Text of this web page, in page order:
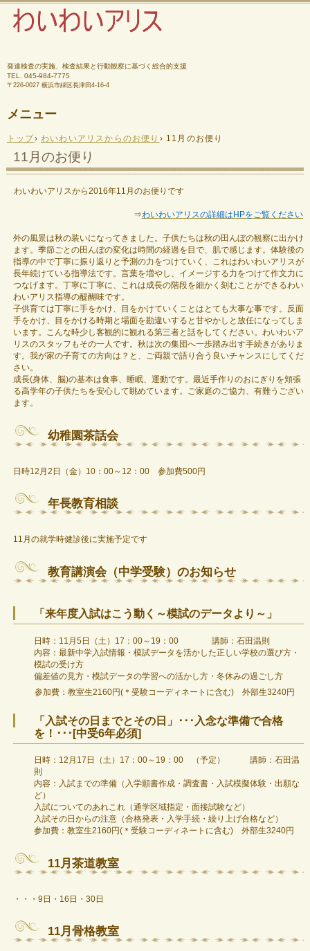
発達検査の実施、検査結果と行動観察に基づく総合的支援
TEL.
045-984-7775
〒226-0027 横浜市緑区長津田4-16-4
メニュー
ン
テ
ン
ツ
プ
トップ› わいわいアリスからのお便り › 11月のお便り
11月のお便り
わいわいアリスから2016年11月のお便りです
⇒わいわいアリスの詳細はHPをご覧ください
外の風景は秋の装いになってきました。子供たちは秋の田んぼの観察に出かけ
ます。季節ごとの田んぼの変化は時間の経過を目で、肌で感じます。体験後の
指導の中で丁寧に振り返りと予測の力をつけていく、これはわいわいアリスが
長年続けている指導法です。言葉を増やし、イメージする力をつけて作文力に
つなげます。丁寧に丁寧に、これは成長の階段を細かく刻むことができるわい
わいアリス指導の醍醐味です。
子供育ては丁寧に手をかけ、目をかけていくことはとても大事な事です。反面
手をかけ、目をかける時期と場面を勘違いすると甘やかしと放任になってしま
います。こんな時少し客観的に観れる第三者と話をしてください。わいわいア
リスのスタッフもその一人です。秋は次の集団へ一歩踏み出す手続きがありま
す。我が家の子育ての方向は？と、ご両親で語り合う良いチャンスにしてくだ
さい。
成長(身体、脳)の基本は食事、睡眠、運動です。最近手作りのおにぎりを頬張
る高学年の子供たちを安心して眺めています。ご家庭のご協力、有難うござい
ます。
幼稚園茶話会
日時12月2日（金）10：00～12：00 参加費500円
年長教育相談
11月の就学時健診後に実施予定です
教育講演会（中学受験）のお知らせ
「来年度入試はこう動く～模試のデータより～」
日時：11月5日（土）17：00～19：00 講師：石田温則
内容：最新中学入試情報・模試データを活かした正しい学校の選び方・
模試の受け方
偏差値の見方・模試データの学習への活かし方・冬休みの過ごし方
参加費：教室生2160円(＊受験コーディネートに含む) 外部生3240円
「入試その日までとその日」･･･入念な準備で合格
を！･･･[中受6年必須]
日時：12月17日（土）17：00～19：00 （予定） 講師：石田温
則
内容：入試までの準備（入学願書作成・調査書・入試模擬体験・出願な
ど）
入試についてのあれこれ（通学区域指定・面接試験など）
入試その日からの注意（合格発表・入学手続・繰り上げ合格など）
参加費：教室生2160円(＊受験コーディネートに含む) 外部生3240円
11月茶道教室
・・・9日・16日・30日
11月骨格教室